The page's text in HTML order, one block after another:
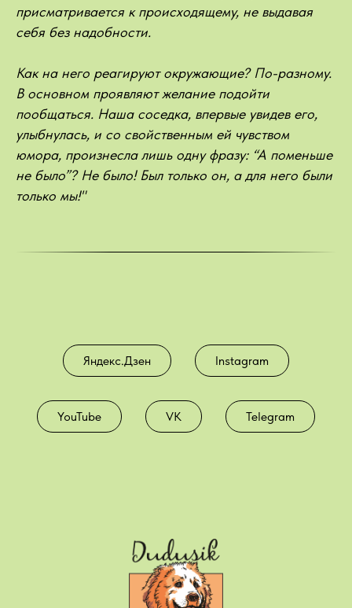
присматривается к происходящему, не выдавая
себя без надобности.
Как на него реагируют окружающие? По-разному.
В основном проявляют желание подойти
пообщаться. Наша соседка, впервые увидев его,
улыбнулась, и со свойственным ей чувством
юмора, произнесла лишь одну фразу: “А поменьше
не было”? Не было! Был только он, а для него были
только мы!"
Яндекс.Дзен Instagram
YouTube VK Telegram